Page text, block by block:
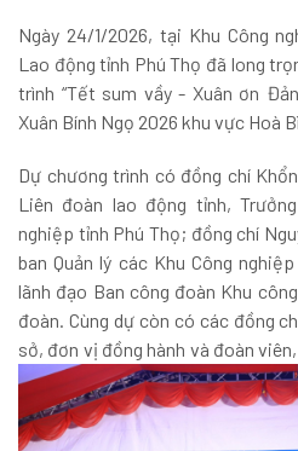
Ngày 24/1/2026, tại Khu Công
Lao động tỉnh Phú Thọ đã long
trình “Tết sum vầy - Xuân ơn
Xuân Bính Ngọ 2026 khu vực Hoà
Dự chương trình có đồng chí
Liên đoàn lao động tỉnh,
nghiệp tỉnh Phú Thọ; đồng chí
ban Quản lý các Khu Công
lãnh đạo Ban công đoàn Khu
đoàn. Cùng dự còn có các đồng
sở, đơn vị đồng hành và đoàn